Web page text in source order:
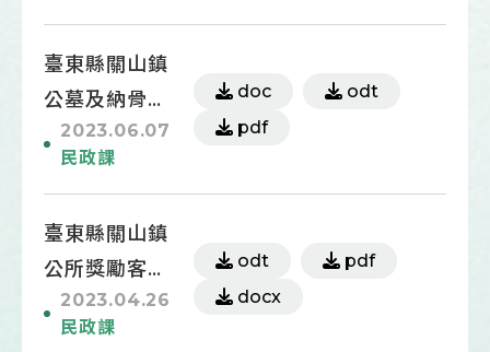
臺東縣關山鎮
公墓及納骨塔
使用申請書
(含暫放)
2023.06.07
民政課
doc
odt
pdf
臺東縣關山鎮
公所獎勵客語
認證合格學生
獎學金申請表
2023.04.26
民政課
odt
pdf
docx